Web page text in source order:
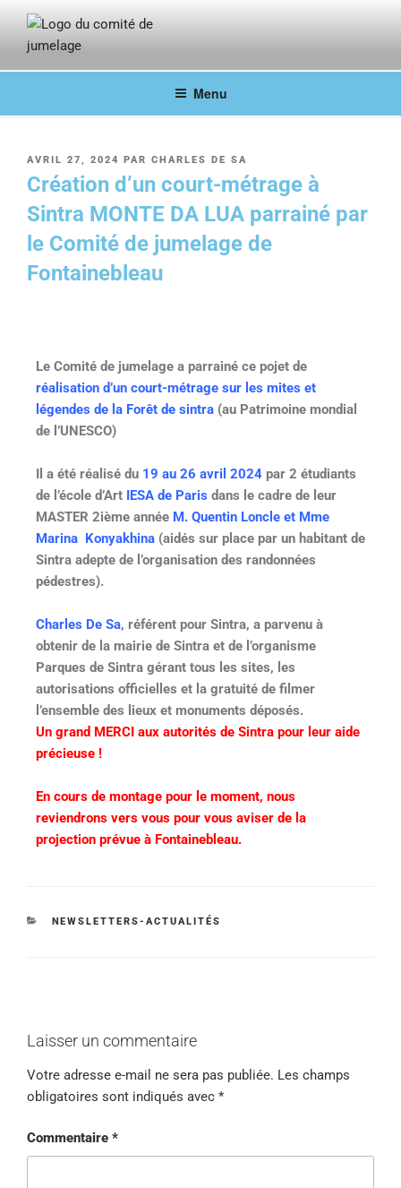
COMITÉ DE JUMELAGE DE
FONTAINEBLEAU
Menu
AVRIL 27, 2024 PAR CHARLES DE SA
Création d’un court-métrage à
Sintra MONTE DA LUA parrainé par
le Comité de jumelage de
Fontainebleau
Le Comité de jumelage a parrainé ce pojet de
réalisation d’un court-métrage sur les mites et
légendes de la Forêt de sintra (au Patrimoine mondial
de l’UNESCO)
Il a été réalisé du 19 au 26 avril 2024 par 2 étudiants
de l’école d’Art IESA de Paris dans le cadre de leur
MASTER 2ième année M. Quentin Loncle et Mme
Marina Konyakhina (aidés sur place par un habitant de
Sintra adepte de l’organisation des randonnées
pédestres).
Charles De Sa, référent pour Sintra, a parvenu à
obtenir de la mairie de Sintra et de l’organisme
Parques de Sintra gérant tous les sites, les
autorisations officielles et la gratuité de filmer
l’ensemble des lieux et monuments déposés.
Un grand MERCI aux autorités de Sintra pour leur aide
précieuse !
En cours de montage pour le moment, nous
reviendrons vers vous pour vous aviser de la
projection prévue à Fontainebleau.
NEWSLETTERS-ACTUALITÉS
Laisser un commentaire
Votre adresse e-mail ne sera pas publiée. Les champs
obligatoires sont indiqués avec *
Commentaire *